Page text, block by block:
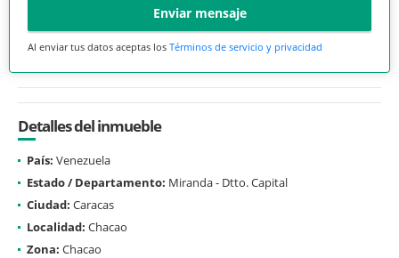
Enviar mensaje
Al enviar tus datos aceptas los Términos de servicio y privacidad
Detalles del inmueble
País: Venezuela
Estado / Departamento: Miranda - Dtto. Capital
Ciudad: Caracas
Localidad: Chacao
Zona: Chacao